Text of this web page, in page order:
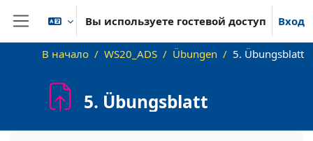
Перейти к основному содержанию
Боковая панель
Вы используете гостевой доступ Вход
В начало WS20_ADS Übungen 5. Übungsblatt
5. Übungsblatt